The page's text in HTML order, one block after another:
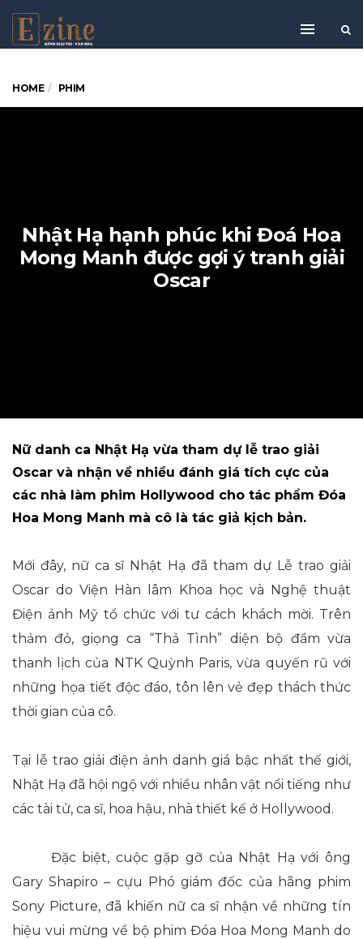
HOME PHIM
Nhật Hạ hạnh phúc khi Đoá Hoa
Mong Manh được gợi ý tranh giải
Oscar
Nữ danh ca Nhật Hạ vừa tham dự lễ trao giải
Oscar và nhận về nhiều đánh giá tích cực của
các nhà làm phim Hollywood cho tác phẩm Đóa
Hoa Mong Manh mà cô là tác giả kịch bản.
Mới đây, nữ ca sĩ Nhật Hạ đã tham dự Lễ trao giải
Oscar do Viện Hàn lâm Khoa học và Nghệ thuật
Điện ảnh Mỹ tổ chức với tư cách khách mời. Trên
thảm đỏ, giọng ca “Thả Tình” diện bộ đầm vừa
thanh lịch của NTK Quỳnh Paris, vừa quyến rũ với
những họa tiết độc đáo, tôn lên vẻ đẹp thách thức
thời gian của cô.
Tại lễ trao giải điện ảnh danh giá bậc nhất thế giới,
Nhật Hạ đã hội ngộ với nhiều nhân vật nổi tiếng như
các tài tử, ca sĩ, hoa hậu, nhà thiết kế ở Hollywood.
Đặc biệt, cuộc gặp gỡ của Nhật Hạ với ông
Gary Shapiro – cựu Phó giám đốc của hãng phim
Sony Picture, đã khiến nữ ca sĩ nhận về những tín
hiệu vui mừng về bộ phim Đóa Hoa Mong Manh do